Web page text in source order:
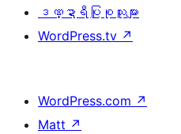
ဒဏ္ဍာရီပြုစုသူများ
WordPress.tv ↗
WordPress.com ↗
Matt ↗